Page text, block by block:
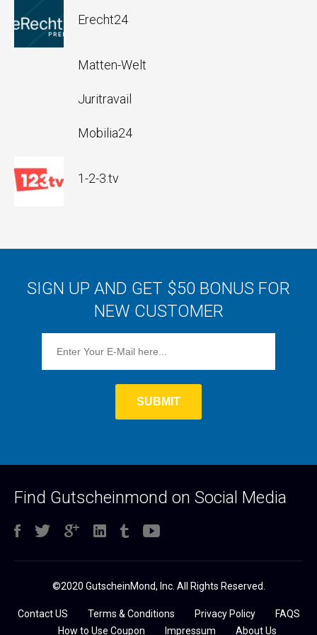
Erecht24
Matten-Welt
Juritravail
Mobilia24
1-2-3.tv
SIGN UP AND GET $50 BONUS FOR
NEW CUSTOMER
Find Gutscheinmond on Social Media
©2020 GutscheinMond, Inc. All Rights Reserved.
Contact US Terms & Conditions Privacy Policy
FAQS
How to Use Coupon
Impressum About Us